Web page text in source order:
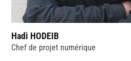
Hadi HODEIB
Chef de projet numérique